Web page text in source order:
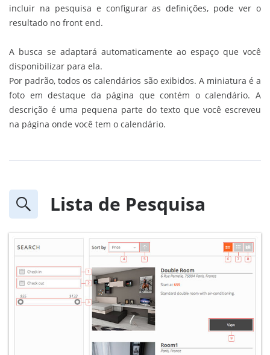
incluir na pesquisa e configurar as definições, pode ver o
resultado no front end.
A busca se adaptará automaticamente ao espaço que você
disponibilizar para ela.
Por padrão, todos os calendários são exibidos. A miniatura é a
foto em destaque da página que contém o calendário. A
descrição é uma pequena parte do texto que você escreveu
na página onde você tem o calendário.
Lista de Pesquisa